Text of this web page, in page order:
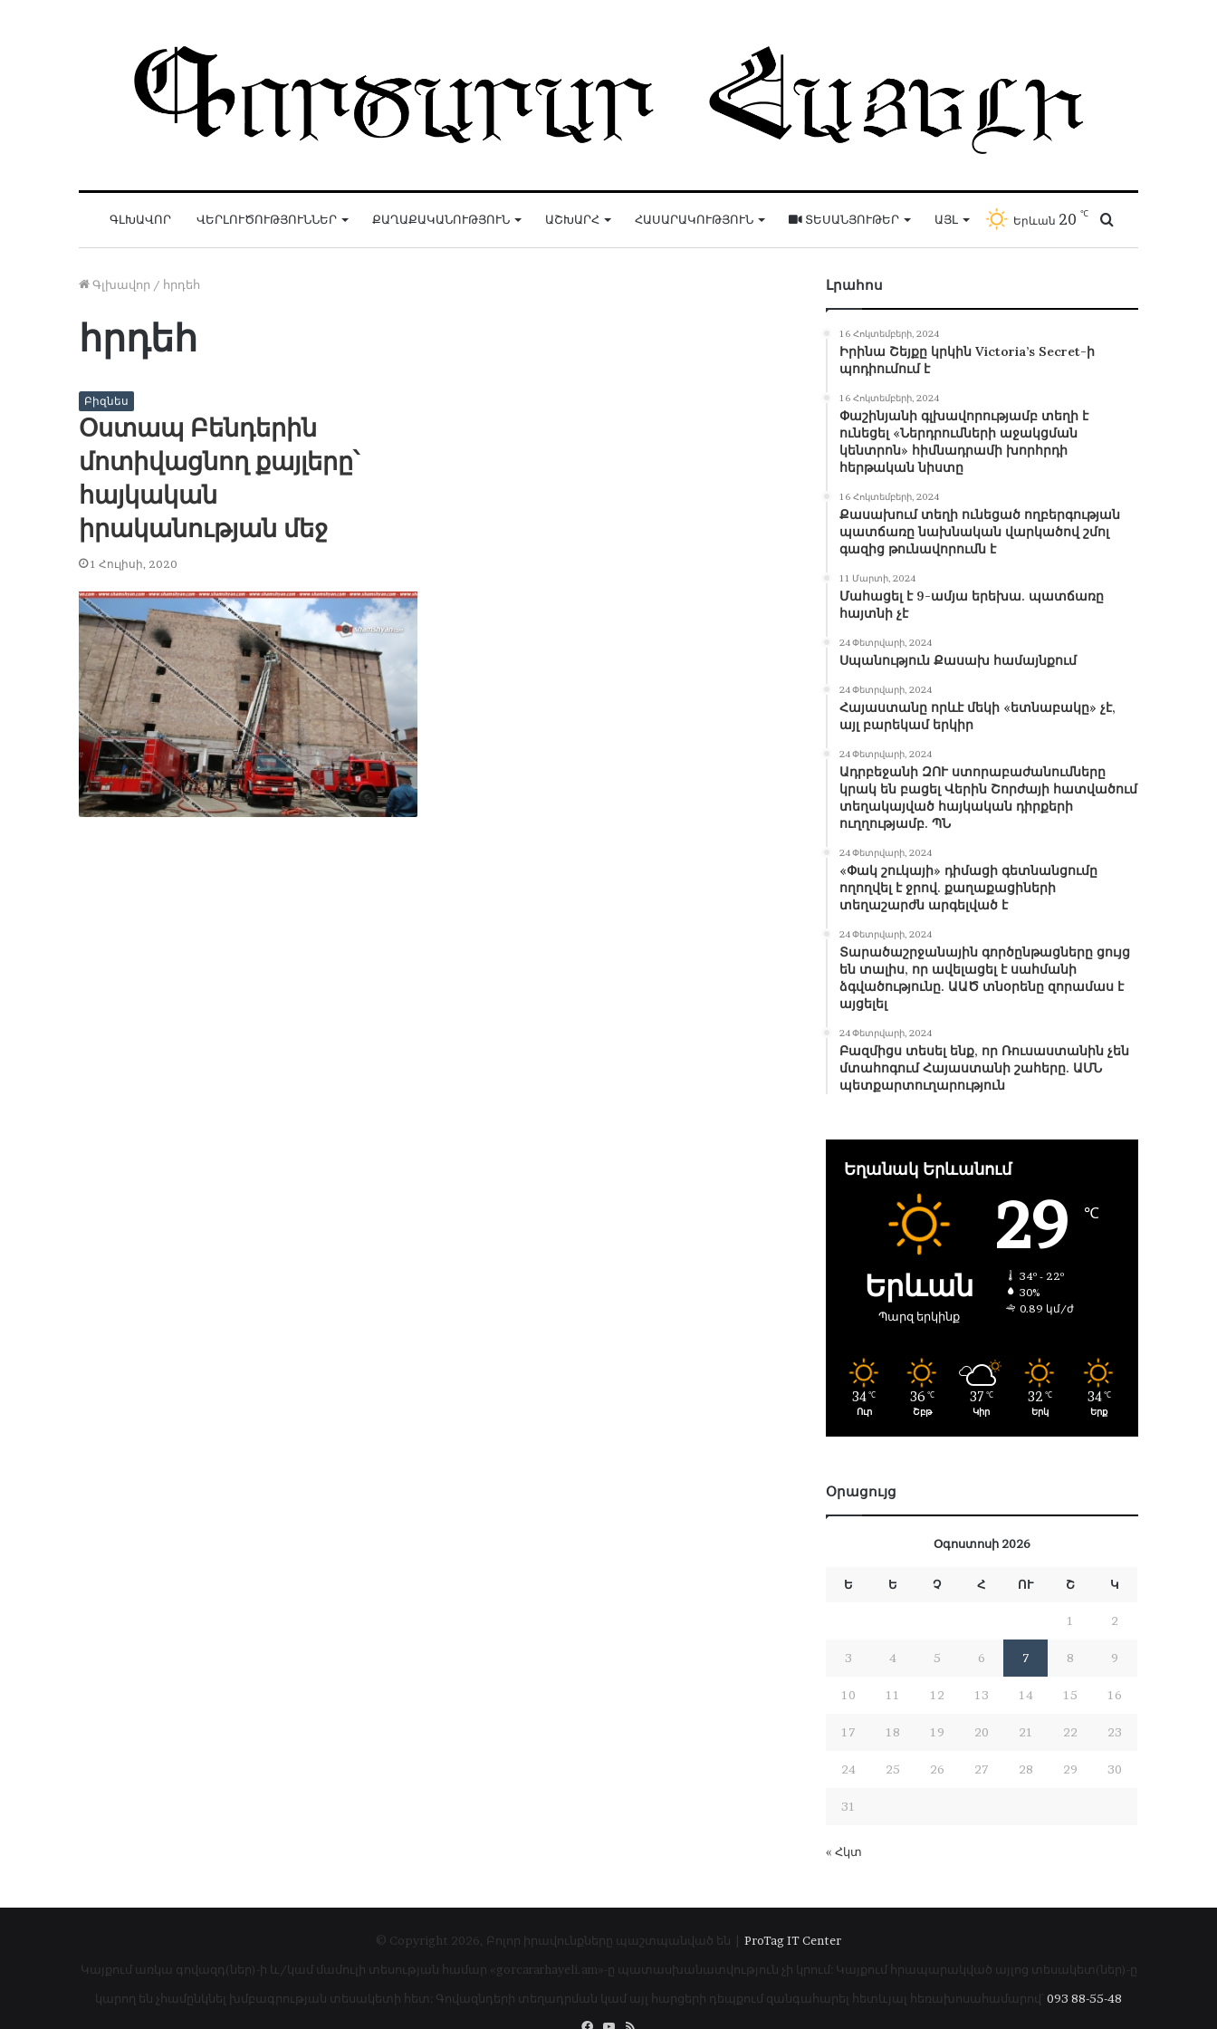
ԳԼԽԱՎՈՐ ՎԵՐԼՈՒԾՈՒԹՅՈՒՆՆԵՐ ՔԱՂԱՔԱԿԱՆՈՒԹՅՈՒՆ ԱՇԽԱՐՀ ՀԱՍԱՐԱԿՈՒԹՅՈՒՆ ՏԵՍԱՆՅՈՒԹԵՐ ԱՅԼ Երևան 20 ℃
Գլխավոր / հրդեհ
հրդեհ
Բիզնես
Օստապ Բենդերին
մոտիվացնող քայլերը՝
հայկական
իրականության մեջ
1 Հուլիսի, 2020
Լրահոս
16 Հոկտեմբերի, 2024
Իրինա Շեյքը կրկին Victoria’s Secret-ի
պոդիումում է
16 Հոկտեմբերի, 2024
Փաշինյանի գլխավորությամբ տեղի է
ունեցել «Ներդրումների աջակցման
կենտրոն» հիմնադրամի խորհրդի
հերթական նիստը
16 Հոկտեմբերի, 2024
Քասախում տեղի ունեցած ողբերգության
պատճառը նախնական վարկածով շմոլ
գազից թունավորումն է
11 Մարտի, 2024
Մահացել է 9-ամյա երեխա. պատճառը
հայտնի չէ
24 Փետրվարի, 2024
Սպանություն Քասախ համայնքում
24 Փետրվարի, 2024
Հայաստանը որևէ մեկի «ետնաբակը» չէ,
այլ բարեկամ երկիր
24 Փետրվարի, 2024
Ադրբեջանի ԶՈՒ ստորաբաժանումները
կրակ են բացել Վերին Շորժայի հատվածում
տեղակայված հայկական դիրքերի
ուղղությամբ. ՊՆ
24 Փետրվարի, 2024
«Փակ շուկայի» դիմացի գետնանցումը
ողողվել է ջրով. քաղաքացիների
տեղաշարժն արգելված է
24 Փետրվարի, 2024
Տարածաշրջանային գործընթացները ցույց
են տալիս, որ ավելացել է սահմանի
ձգվածությունը. ԱԱԾ տնօրենը զորամաս է
այցելել
24 Փետրվարի, 2024
Բազմիցս տեսել ենք, որ Ռուսաստանին չեն
մտահոգում Հայաստանի շահերը. ԱՄՆ
պետքարտուղարություն
Եղանակ Երևանում
Երևան
Պարզ երկինք
29 ℃
34º - 22º
30%
0.89 կմ/ժ
34 ℃
Ուր
36 ℃
Շբթ
37 ℃
Կիր
32 ℃
Երկ
34 ℃
Երք
Օրացույց
Օգոստոսի 2026
Ե Ե Չ Հ ՈՒ Շ Կ
1 2
3 4 5 6 7 8 9
10 11 12 13 14 15 16
17 18 19 20 21 22 23
24 25 26 27 28 29 30
31
« Հկտ
© Copyright 2026, Բոլոր իրավունքները պաշտպանված են | ProTag IT Center
Կայքում առկա գովազդ(ներ)-ի և/կամ մամուլի տեսության համար «gorcararhayeli.am»-ը պատասխանատվություն չի կրում: Կայքում հրապարակված այլոց տեսակետ(ներ)-ը
կարող են չհամընկնել խմբագրության տեսակետի հետ: Գովազնդերի տեղադրման կամ այլ հարցերի դեպքում զանգահարել հետևյալ հեռախոսահամարով՝ 093 88-55-48